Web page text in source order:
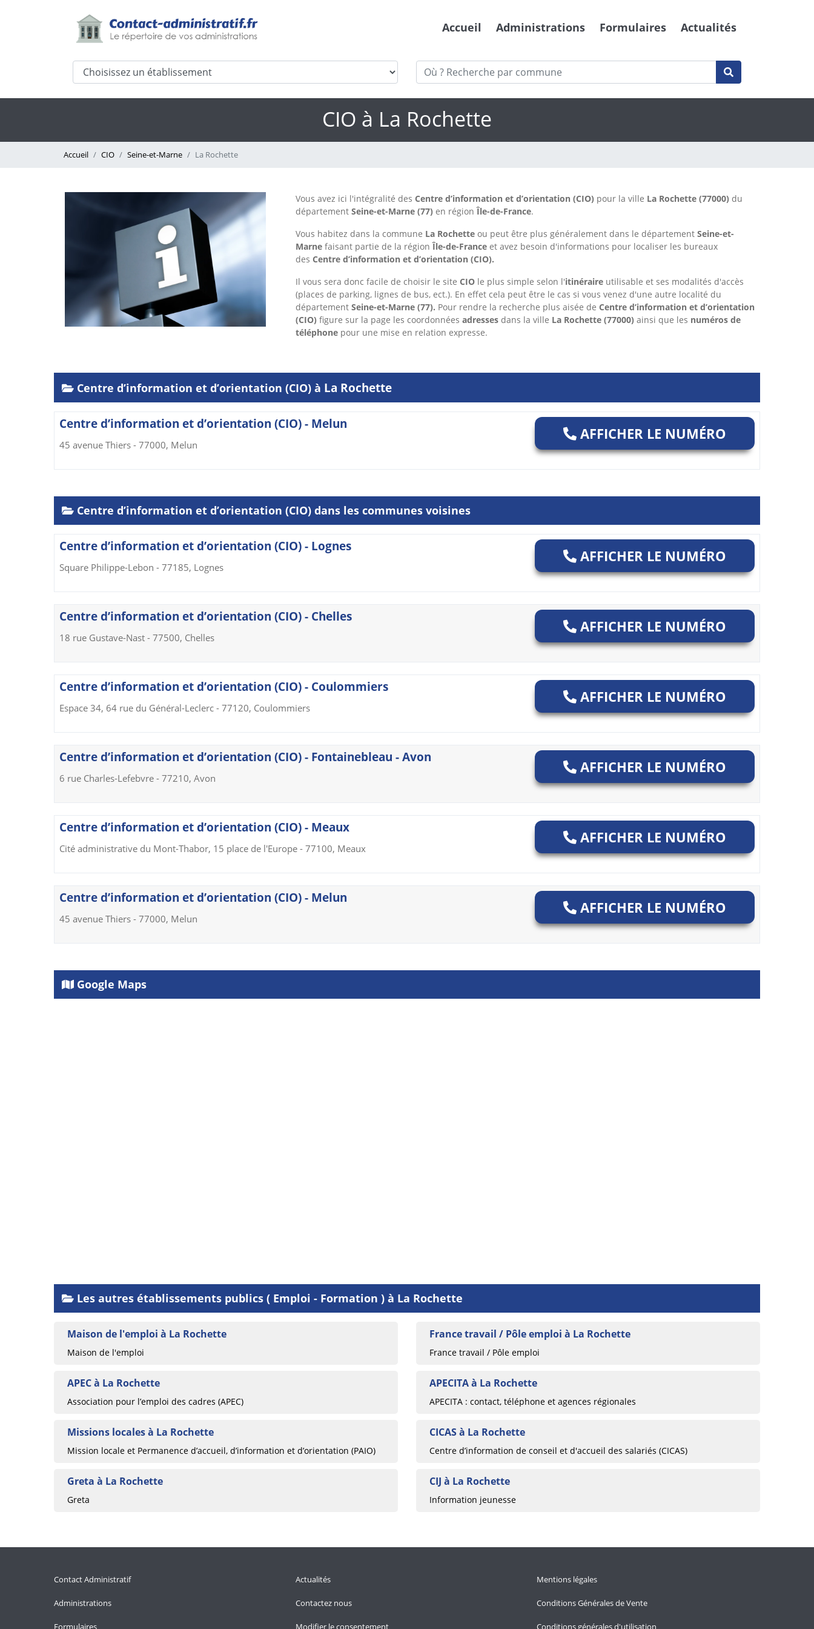
Accueil Administrations Formulaires Actualités
CIO à La Rochette
Accueil CIO Seine-et-Marne La Rochette
Vous avez ici l'intégralité des Centre d’information et d’orientation (CIO) pour la ville La Rochette (77000) du
départementSeine-et-Marne (77) en région Île-de-France.
Vous habitez dans la commune La Rochette ou peut être plus généralement dans le département Seine-et-
Marne faisant partie de la régionÎle-de-France et avez besoin d'informations pour localiser les bureaux
des Centre d’information et d’orientation (CIO).
Il vous sera donc facile de choisir le site CIOle plus simple selon l'itinéraireutilisable et ses modalités d'accès
(places de parking, lignes de bus, ect.). En effet cela peut être le cas si vous venez d'une autre localité du
département Seine-et-Marne (77). Pour rendre la recherche plus aisée de Centre d’information et d’orientation
(CIO) figure sur la page les coordonnées adressesdans la ville La Rochette (77000) ainsi que les numéros de
téléphonepour une mise en relation expresse.
Centre d’information et d’orientation (CIO) à La Rochette
Centre d’information et d’orientation (CIO) - Melun
45 avenue Thiers - 77000, Melun
AFFICHER LE NUMÉRO
Centre d’information et d’orientation (CIO) dans les communes voisines
Centre d’information et d’orientation (CIO) - Lognes
Square Philippe-Lebon - 77185, Lognes
AFFICHER LE NUMÉRO
Centre d’information et d’orientation (CIO) - Chelles
18 rue Gustave-Nast - 77500, Chelles
AFFICHER LE NUMÉRO
Centre d’information et d’orientation (CIO) - Coulommiers
Espace 34, 64 rue du Général-Leclerc - 77120, Coulommiers
AFFICHER LE NUMÉRO
Centre d’information et d’orientation (CIO) - Fontainebleau - Avon
6 rue Charles-Lefebvre - 77210, Avon
AFFICHER LE NUMÉRO
Centre d’information et d’orientation (CIO) - Meaux
Cité administrative du Mont-Thabor, 15 place de l'Europe - 77100, Meaux
AFFICHER LE NUMÉRO
Centre d’information et d’orientation (CIO) - Melun
45 avenue Thiers - 77000, Melun
AFFICHER LE NUMÉRO
Google Maps
Les autres établissements publics ( Emploi - Formation ) à La Rochette
Maison de l'emploi à La Rochette
Maison de l'emploi
France travail / Pôle emploi à La Rochette
France travail / Pôle emploi
APEC à La Rochette
Association pour l’emploi des cadres (APEC)
APECITA à La Rochette
APECITA : contact, téléphone et agences régionales
Missions locales à La Rochette
Mission locale et Permanence d’accueil, d’information et d’orientation (PAIO)
CICAS à La Rochette
Centre d’information de conseil et d'accueil des salariés (CICAS)
Greta à La Rochette
Greta
CIJ à La Rochette
Information jeunesse
Contact Administratif
Administrations
Actualités
Contactez nous
Mentions légales
Conditions Générales de Vente